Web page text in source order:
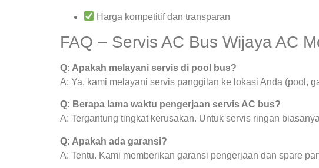
Harga kompetitif dan transparan
FAQ – Servis AC Bus Wijaya AC
Q: Apakah melayani servis di pool bus?
A: Ya, kami melayani servis panggilan ke lokasi Anda (pool,
Q: Berapa lama waktu pengerjaan servis AC bus?
A: Tergantung tingkat kerusakan. Untuk servis ringan
Q: Apakah ada garansi?
A: Tentu. Kami memberikan garansi pengerjaan dan spare